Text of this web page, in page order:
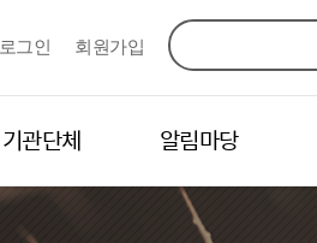
로그인 회원가입
기관단체 알림마당